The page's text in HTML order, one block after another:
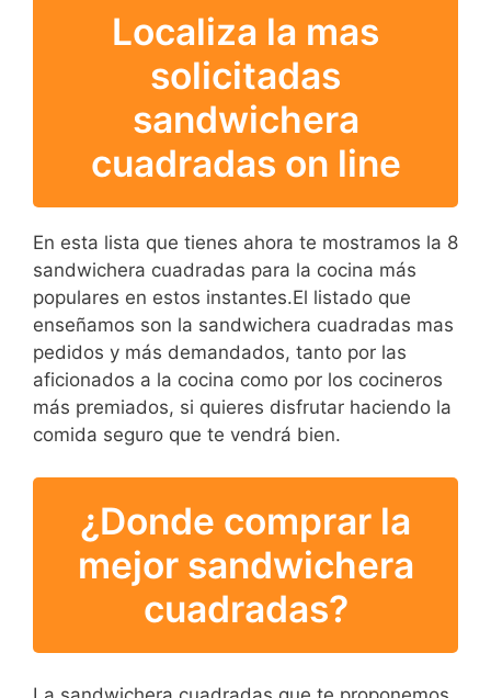
Localiza la mas
solicitadas
sandwichera
cuadradas on line
En esta lista que tienes ahora te mostramos la 8
sandwichera cuadradas para la cocina más
populares en estos instantes.El listado que
enseñamos son la sandwichera cuadradas mas
pedidos y más demandados, tanto por las
aficionados a la cocina como por los cocineros
más premiados, si quieres disfrutar haciendo la
comida seguro que te vendrá bien.
¿Donde comprar la
mejor sandwichera
cuadradas?